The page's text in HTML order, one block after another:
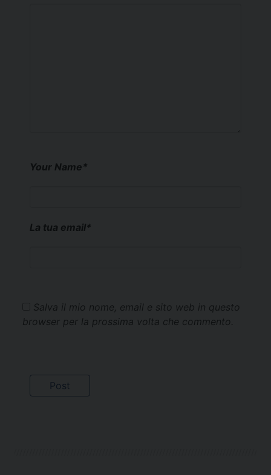
Your Name *
La tua email*
Salva il mio nome, email e sito web in questo
browser per la prossima volta che commento.